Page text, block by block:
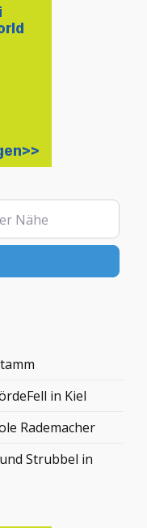
in Kiel
Rademacher
Strubbel in